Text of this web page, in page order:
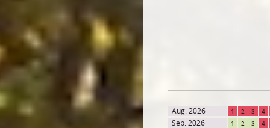
Aug. 2026 1 2 3 4
Sep. 2026 1 2 3 4